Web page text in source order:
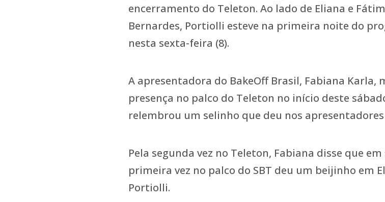
encerramento do Teleton. Ao lado de Eliana e
Bernardes, Portiolli esteve na primeira noite do
nesta sexta-feira (8).
A apresentadora do BakeOff Brasil, Fabiana Karla,
presença no palco do Teleton no início deste
relembrou um selinho que deu nos apresentadores
Pela segunda vez no Teleton, Fabiana disse que em
primeira vez no palco do SBT deu um beijinho em
Portiolli.